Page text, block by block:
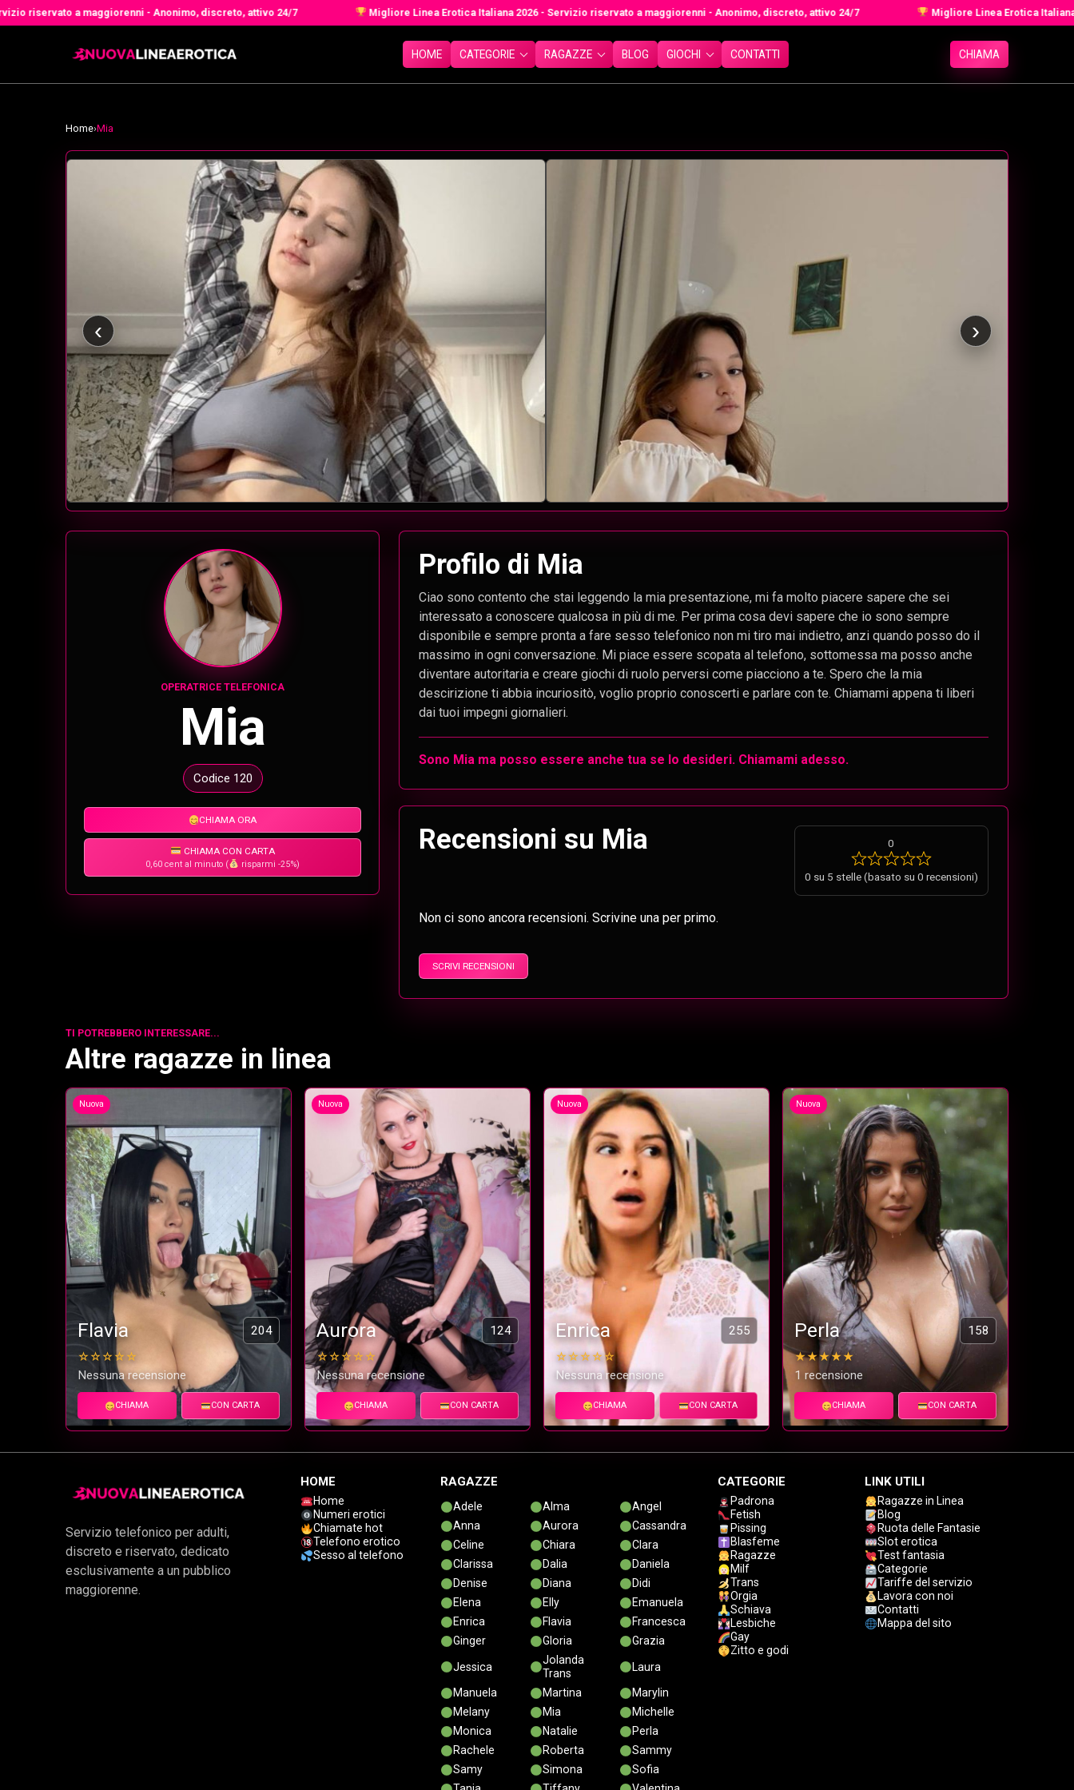
a maggiorenni - Anonimo, discreto, attivo 24/7 Migliore Linea Erotica Italiana 2026 - Servizio riservato a maggiorenni - Anonimo, discreto, attivo 24/7 Migliore Linea Erotica Italiana 2026
HOME CATEGORIE RAGAZZE BLOG GIOCHI CONTATTI CHIAMA
Home›Mia
‹ ›
OPERATRICE TELEFONICA
Mia
Codice 120
CHIAMA ORA
CHIAMA CON CARTA
0,60 cent al minuto ( risparmi -25%)
Profilo di Mia
Ciao sono contento che stai leggendo la mia presentazione, mi fa molto piacere sapere che sei
interessato a conoscere qualcosa in più di me. Per prima cosa devi sapere che io sono sempre
disponibile e sempre pronta a fare sesso telefonico non mi tiro mai indietro, anzi quando posso do il
massimo in ogni conversazione. Mi piace essere scopata al telefono, sottomessa ma posso anche
diventare autoritaria e creare giochi di ruolo perversi come piacciono a te. Spero che la mia
descirizione ti abbia incuriositò, voglio proprio conoscerti e parlare con te. Chiamami appena ti liberi
dai tuoi impegni giornalieri.
Sono Mia ma posso essere anche tua se lo desideri. Chiamami adesso.
Recensioni su Mia 0
0 su 5 stelle (basato su 0 recensioni)
Non ci sono ancora recensioni. Scrivine una per primo.
SCRIVI RECENSIONI
TI POTREBBERO INTERESSARE...
Altre ragazze in linea
Nuova
Flavia 204
☆☆☆☆☆
Nessuna recensione
CHIAMA CON CARTA
Nuova
Aurora 124
☆☆☆☆☆
Nessuna recensione
CHIAMA CON CARTA
Nuova
Enrica 255
☆☆☆☆☆
Nessuna recensione
CHIAMA CON CARTA
Nuova
Perla 158
★★★★★
1 recensione
CHIAMA CON CARTA
Servizio telefonico per adulti,
discreto e riservato, dedicato
esclusivamente a un pubblico
maggiorenne.
HOME
Home
Numeri erotici
Chiamate hot
Telefono erotico
Sesso al telefono
RAGAZZE
Adele Alma
Angel
Anna
Aurora
Cassandra
Celine
Chiara
Clara
Clarissa
Dalia
Daniela
Denise
Diana
Didi
Elena
Elly
Emanuela
Enrica
Flavia
Francesca
Ginger
Gloria Grazia
Jessica
Jolanda
Trans
Laura
Manuela Martina
Marylin
Melany
Mia
Michelle
Monica
Natalie
Perla
Rachele
Roberta
Sammy
Samy
Simona
Sofia
CATEGORIE
Padrona
Fetish
Pissing
Blasfeme
Ragazze
Milf
Trans
Orgia
Schiava
Lesbiche
Gay
Zitto e godi
LINK UTILI
Ragazze in Linea
Blog
Ruota delle Fantasie
Slot erotica
Test fantasia
Categorie
Tariffe del servizio
Lavora con noi
Contatti
Mappa del sito